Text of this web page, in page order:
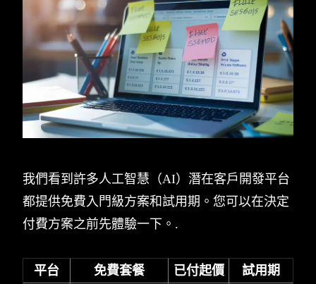
我們看到許多人工智慧（AI）潛在客戶開發平台
都提供免費入門級方案和試用期。您可以在決定
付費方案之前先體驗一下。.
平台 免費套餐 已付起價 試用期